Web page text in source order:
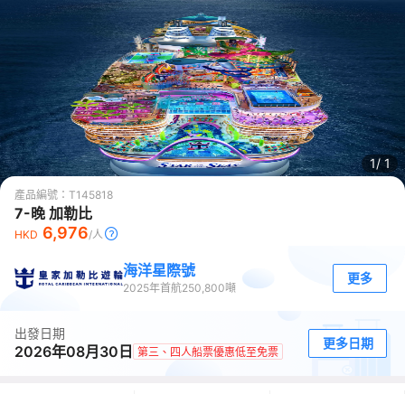
1/1
產品編號： T145818
7-晚 加勒比
HKD 6,976/人
海洋星際號
2025年首航250,800噸
更多
出發日期
2026年08月30日 第三、四人船票優惠低至免票
更多日期